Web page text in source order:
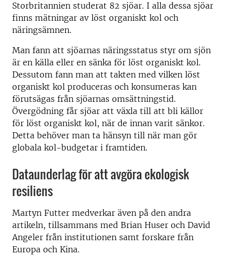
Storbritannien studerat 82 sjöar. I alla dessa sjöar
finns mätningar av löst organiskt kol och
näringsämnen.
Man fann att sjöarnas näringsstatus styr om sjön
är en källa eller en sänka för löst organiskt kol.
Dessutom fann man att takten med vilken löst
organiskt kol produceras och konsumeras kan
förutsägas från sjöarnas omsättningstid.
Övergödning får sjöar att växla till att bli källor
för löst organiskt kol, när de innan varit sänkor.
Detta behöver man ta hänsyn till när man gör
globala kol-budgetar i framtiden.
Dataunderlag för att avgöra ekologisk
resiliens
Martyn Futter medverkar även på den andra
artikeln, tillsammans med Brian Huser och David
Angeler från institutionen samt forskare från
Europa och Kina.